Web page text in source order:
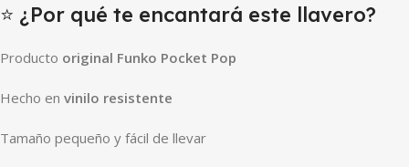
⭐ ¿Por qué te encantará este llavero?
Producto original Funko Pocket Pop
Hecho en vinilo resistente
Tamaño pequeño y fácil de llevar